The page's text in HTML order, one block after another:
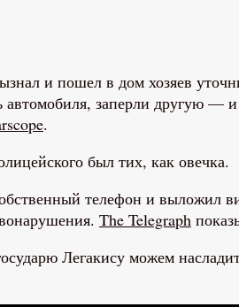
и пошел в дом хозяев
заперли другую —
.
был тих, как овечка.
телефон и выложил
The Telegraph
Легакису можем